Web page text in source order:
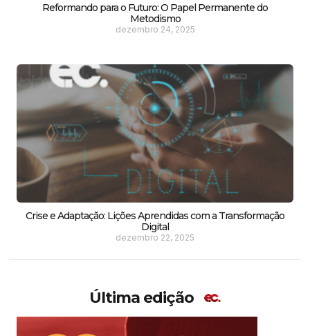
Reformando para o Futuro: O Papel Permanente do
Metodismo
dezembro 24, 2025
Crise e Adaptação: Lições Aprendidas com a Transformação
Digital
dezembro 22, 2025
Última edição